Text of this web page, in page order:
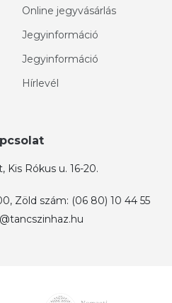
Online jegyvásárlás
Jegyinformáció
Jegyinformáció
Hírlevél
Kis Rókus u. 16-20.
Zöld szám: (06 80) 10 44 55